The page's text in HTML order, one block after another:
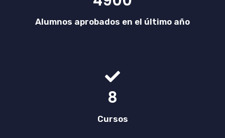
Alumnos aprobados en el último año
8
Cursos